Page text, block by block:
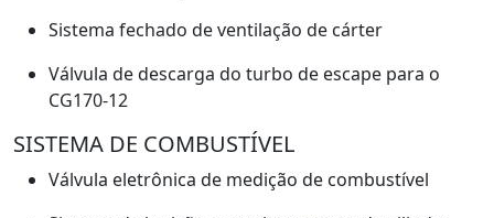
Sistema fechado de ventilação de cárter
Válvula de descarga do turbo de escape para o
CG170-12
SISTEMA DE COMBUSTÍVEL
Válvula eletrônica de medição de combustível